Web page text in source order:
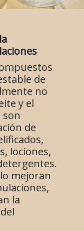
de
no
y el
son
de
lociones,
mejoran
la